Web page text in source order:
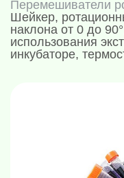
Перемешиватели
Шейкер,
наклона от 0 до
использования
инкубаторе,